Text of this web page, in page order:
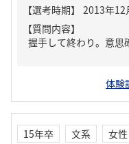
【質問内容】
握手して終わり。意思
体験
15年卒 文系
女性